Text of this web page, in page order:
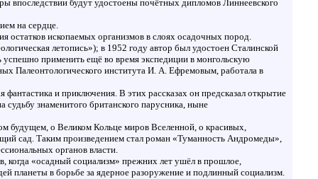
впоследствии будут удостоены почётных дипломов Линнеевского
на сердце.
остатков ископаемых организмов в слоях осадочных пород.
летопись»); в 1952 году автор был удостоен Сталинской
применить ещё во время экспедиции в монгольскую
Палеонтологического института И. А. Ефремовым, работала в
и приключения. В этих рассказах он предсказал открытие
знаменитого британского парусника, ныне
будущем, о Великом Кольце миров Вселенной, о красивых,
сад. Таким произведением стал роман «Туманность Андромеды»,
органов власти.
когда «осадный социализм» прежних лет ушёл в прошлое,
планеты в борьбе за ядерное разоружение и подлинный социализм.